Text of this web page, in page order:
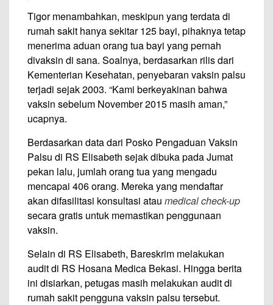
Tigor menambahkan, meskipun yang terdata di
rumah sakit hanya sekitar 125 bayi, pihaknya tetap
menerima aduan orang tua bayi yang pernah
divaksin di sana. Soalnya, berdasarkan rilis dari
Kementerian Kesehatan, penyebaran vaksin palsu
terjadi sejak 2003. “Kami berkeyakinan bahwa
vaksin sebelum November 2015 masih aman,”
ucapnya.
Berdasarkan data dari Posko Pengaduan Vaksin
Palsu di RS Elisabeth sejak dibuka pada Jumat
pekan lalu, jumlah orang tua yang mengadu
mencapai 406 orang. Mereka yang mendaftar
akan difasilitasi konsultasi atau medical check-up
secara gratis untuk memastikan penggunaan
vaksin.
Selain di RS Elisabeth, Bareskrim melakukan
audit di RS Hosana Medica Bekasi. Hingga berita
ini disiarkan, petugas masih melakukan audit di
rumah sakit pengguna vaksin palsu tersebut.